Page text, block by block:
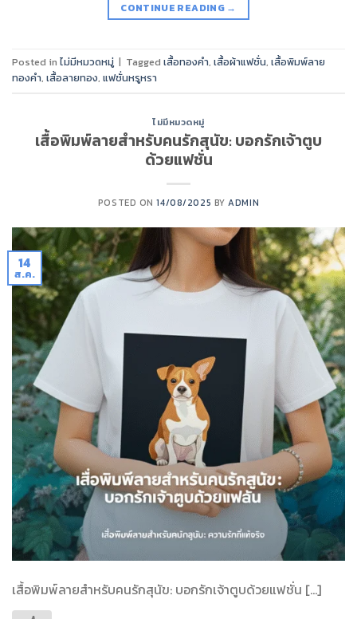
CONTINUE READING →
Posted in ไม่มีหมวดหมู่ | Tagged เสื้อทองคำ, เสื้อผ้าแฟชั่น, เสื้อพิมพ์ลาย
ทองคำ, เสื้อลายทอง, แฟชั่นหรูหรา
ไม่มีหมวดหมู่
เสื้อพิมพ์ลายสำหรับคนรักสุนัข: บอกรักเจ้าตูบ
ด้วยแฟชั่น
POSTED ON14/08/2025 BYADMIN
14
ส.ค.
เสื้อพิมพ์ลายสำหรับคนรักสุนัข: บอกรักเจ้าตูบด้วยแฟชั่น […]